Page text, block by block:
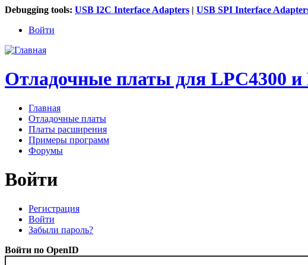
Debugging tools: USB I2C Interface Adapters | USB SPI Interface
Войти
Отладочные платы для LPC4300 и
Главное меню
Главная
Отладочные платы
Платы расширения
Примеры программ
Форумы
Войти
Главные вкладки
Регистрация
Войти
Забыли пароль?
Войти по OpenID